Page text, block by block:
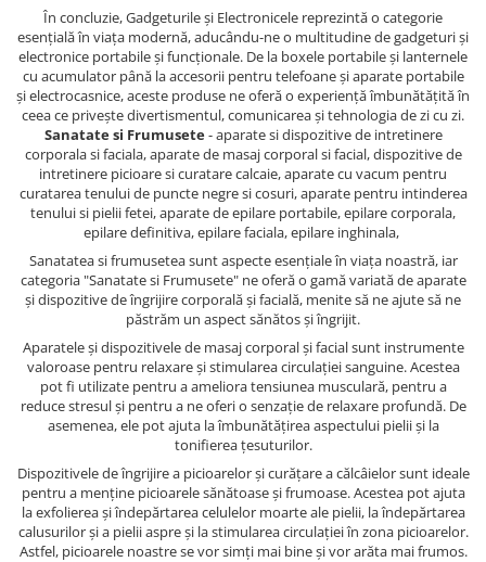
În concluzie, Gadgeturile și Electronicele reprezintă o categorie
esențială în viața modernă, aducându-ne o multitudine de gadgeturi și
electronice portabile și funcționale. De la boxele portabile și lanternele
cu acumulator până la accesorii pentru telefoane și aparate portabile
și electrocasnice, aceste produse ne oferă o experiență îmbunătățită în
ceea ce privește divertismentul, comunicarea și tehnologia de zi cu zi.
Sanatate si Frumusete- aparate si dispozitive de intretinere
corporala si faciala, aparate de masaj corporal si facial, dispozitive de
intretinere picioare si curatare calcaie, aparate cu vacum pentru
curatarea tenului de puncte negre si cosuri, aparate pentru intinderea
tenului si pielii fetei, aparate de epilare portabile, epilare corporala,
epilare definitiva, epilare faciala, epilare inghinala,
Sanatatea si frumusetea sunt aspecte esențiale în viața noastră, iar
categoria "Sanatate si Frumusete" ne oferă o gamă variată de aparate
și dispozitive de îngrijire corporală și facială, menite să ne ajute să ne
păstrăm un aspect sănătos și îngrijit.
Aparatele și dispozitivele de masaj corporal și facial sunt instrumente
valoroase pentru relaxare și stimularea circulației sanguine. Acestea
pot fi utilizate pentru a ameliora tensiunea musculară, pentru a
reduce stresul și pentru a ne oferi o senzație de relaxare profundă. De
asemenea, ele pot ajuta la îmbunătățirea aspectului pielii și la
tonifierea țesuturilor.
Dispozitivele de îngrijire a picioarelor și curățare a călcâielor sunt ideale
pentru a menține picioarele sănătoase și frumoase. Acestea pot ajuta
la exfolierea și îndepărtarea celulelor moarte ale pielii, la îndepărtarea
calusurilor și a pielii aspre și la stimularea circulației în zona picioarelor.
Astfel, picioarele noastre se vor simți mai bine și vor arăta mai frumos.